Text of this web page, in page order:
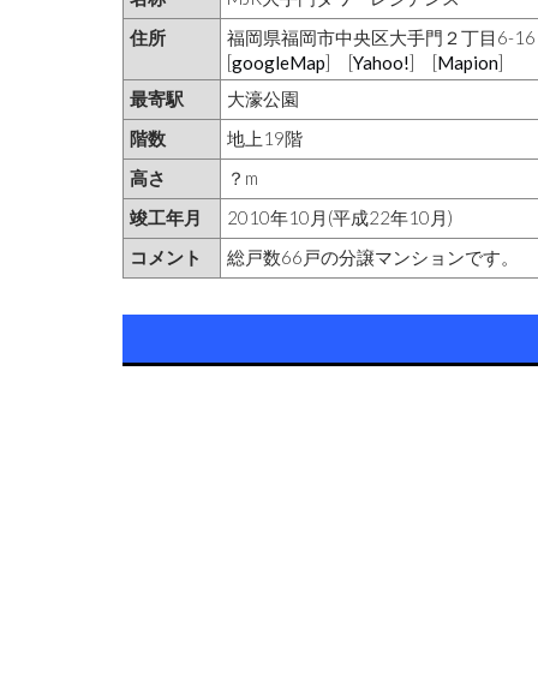
住所
福岡県福岡市中央区大手門２丁目6-16
[googleMap] [Yahoo!] [Mapion]
最寄駅
大濠公園
階数
地上19階
高さ
？m
竣工年月
2010年10月(平成22年10月)
コメント
総戸数66戸の分譲マンションです。